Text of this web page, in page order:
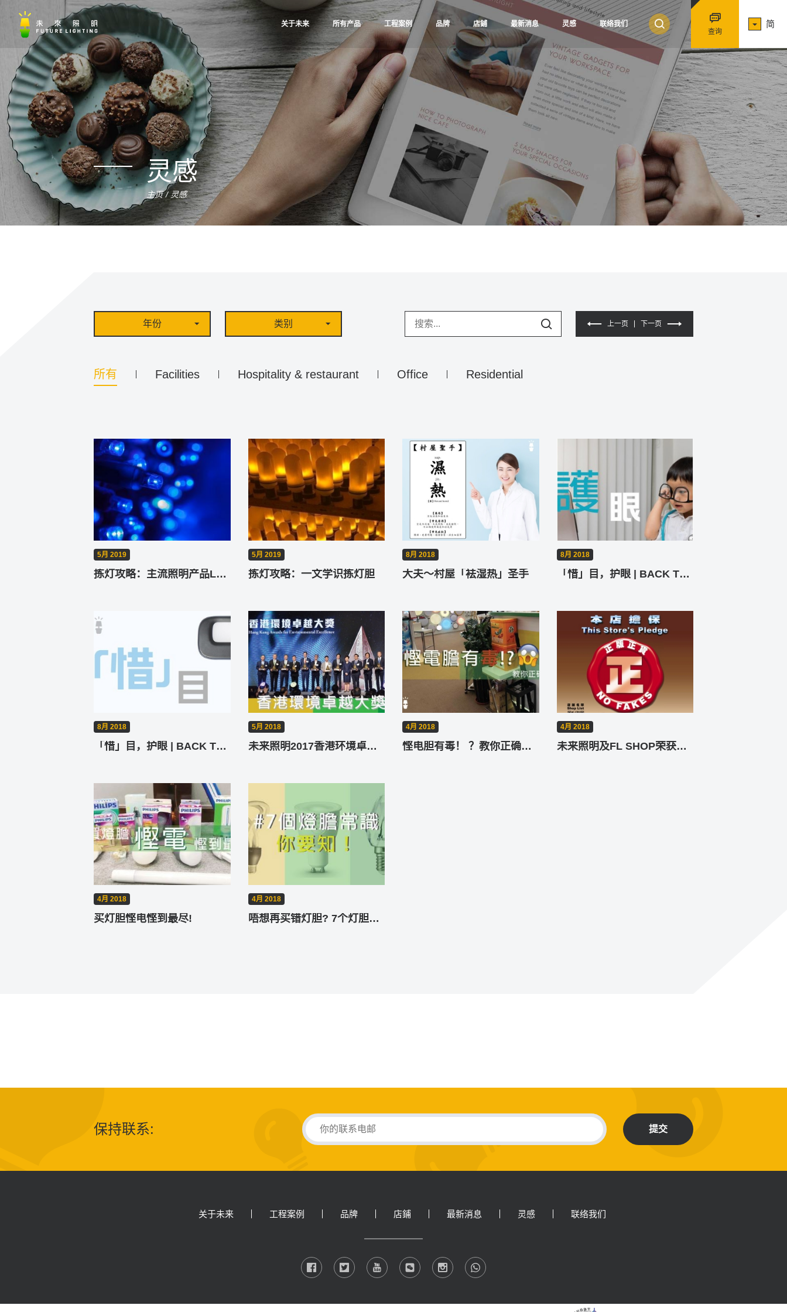
关于未来 所有产品 工程案例 品牌 店鋪 最新消息 灵感
联络我们
查询
简
灵感
主页 灵感
上一页 下一页
年份 类别
所有 Facilities Hospitality & restaurant Office Residential
5月 2019
拣灯攻略：主流照明产品LED灯，真的伤眼吗？一文破解蓝光与闪频
5月 2019
拣灯攻略：一文学识拣灯胆
8月 2018
大夫～村屋「袪湿热」圣手
8月 2018
「惜」目，护眼 | BACK TO SCHOOL (下)
8月 2018
「惜」目，护眼 | BACK TO SCHOOL (上)
5月 2018
未来照明2017香港环境卓越大奖懒人包
4月 2018
悭电胆有毒！ ？教你正确处理悭电胆
4月 2018
未来照明及FL SHOP荣获「正版正货」标志
4月 2018
买灯胆悭电悭到最尽!
4月 2018
唔想再买错灯胆? 7个灯胆常识你要知!
保持联系: 提交
关于未来 工程案例 品牌 店鋪 最新消息 灵感 联络我们